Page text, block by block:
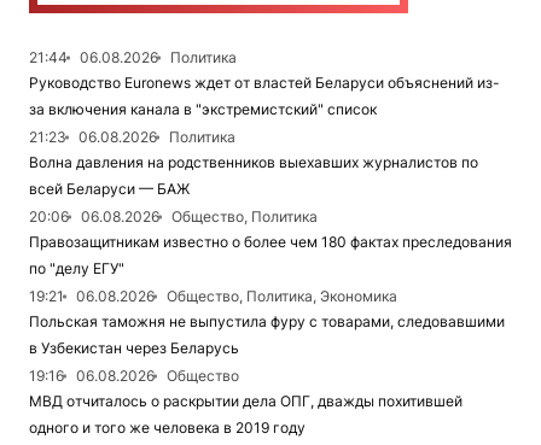
21:44 06.08.2026
Политика
Руководство Euronews ждет от властей Беларуси объяснений из-
за включения канала в "экстремистский" список
21:23
06.08.2026
Политика
Волна давления на родственников выехавших журналистов по
всей Беларуси — БАЖ
20:06
06.08.2026
Общество, Политика
Правозащитникам известно о более чем 180 фактах преследования
по "делу ЕГУ"
19:21
06.08.2026
Общество, Политика, Экономика
Польская таможня не выпустила фуру с товарами, следовавшими
в Узбекистан через Беларусь
19:16
06.08.2026
Общество
МВД отчиталось о раскрытии дела ОПГ, дважды похитившей
одного и того же человека в 2019 году